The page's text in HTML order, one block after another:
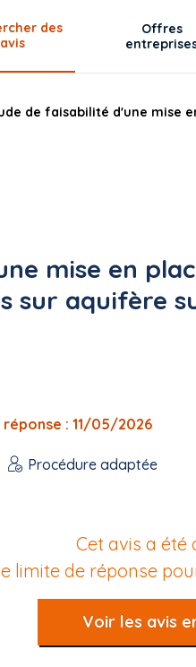
des
avis
Offres
de faisabilité d'une mise
mise en
sur aquifère
: 11/05/2026
Procédure adaptée
Cet avis a été
limite de réponse
Voir les avis